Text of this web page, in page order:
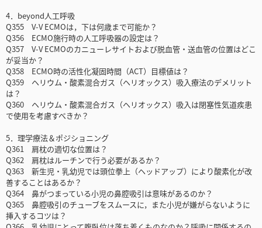
4．beyond人工呼吸
Q355 V-V ECMOは，下は何歳まで可能か？
Q356 ECMO施行時の人工呼吸器の設定は？
Q357 V-V ECMOのカニューレサイトおよび脱血管・送血管の位置はどこ
が妥当か？
Q358 ECMO時の活性化凝固時間（ACT）目標値は？
Q359 ヘリウム・酸素混合ガス（ヘリオックス）吸入療法のデメリット
は？
Q360 ヘリウム・酸素混合ガス（ヘリオックス）吸入は閉塞性気道疾患
で使用を考慮すべきか？
5．理学療法＆ポジショニング
Q361 肩枕の適切な位置は？
Q362 肩枕はルーチンで行う必要があるか？
Q363 新生児・乳幼児では頭位拳上（ヘッドアップ）により酸素化が改
善することはあるか？
Q364 鼻がつまっている小児の鼻腔吸引は意味があるのか？
Q365 鼻腔吸引のチューブをスムースに，また小児が嫌がらないように
挿入するコツは？